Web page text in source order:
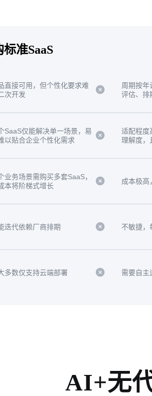
标准SaaS
直接可用，但个性化要求难
次开发
周期按年
评估、排
SaaS仅能解决单一场景，易
以贴合企业个性化需求
适配程度
理解度，
业务场景需购买多套SaaS，
本将阶梯式增长
成本极高
迭代依赖厂商排期 不敏捷，
多数仅支持云端部署 需要自主
AI+无